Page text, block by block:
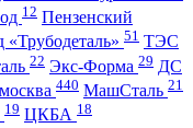
12 Пензенский
«Трубодеталь» 51 ТЭС
22 Экс-Форма 29 ДС
москва 440 МашСталь 21
19 ЦКБА 18